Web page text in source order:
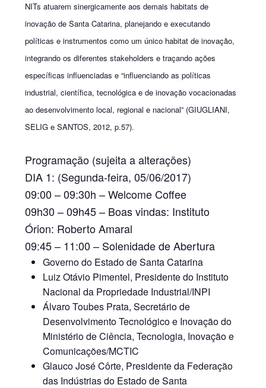
NITs atuarem sinergicamente aos demais habitats de
inovação de Santa Catarina, planejando e executando
políticas e instrumentos como um único habitat de inovação,
integrando os diferentes stakeholders e traçando ações
específicas influenciadas e “influenciando as políticas
industrial, científica, tecnológica e de inovação vocacionadas
ao desenvolvimento local, regional e nacional” (GIUGLIANI,
SELIG e SANTOS, 2012, p.57).
Programação (sujeita a alterações)
DIA 1: (Segunda-feira, 05/06/2017)
09:00 – 09:30h –Welcome Coffee
09h30 – 09h45 – Boas vindas: Instituto
Órion: Roberto Amaral
09:45 – 11:00 – Solenidade de Abertura
Governo do Estado de Santa Catarina
Luiz Otávio Pimentel, Presidente do Instituto
Nacional da Propriedade Industrial/INPI
Álvaro Toubes Prata, Secretário de
Desenvolvimento Tecnológico e Inovação do
Ministério de Ciência, Tecnologia, Inovação e
Comunicações/MCTIC
Glauco José Côrte, Presidente da Federação
das Indústrias do Estado de Santa